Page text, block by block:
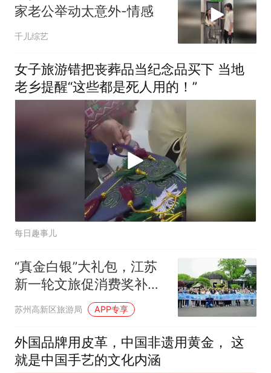
家老公举动太意外-情感
千儿综艺
女子旅游错把丧葬品当纪念品买下 当地
老乡提醒“这些都是死人用的！”
每日趣事儿
“真金白银”大礼包，江苏
新一轮文旅促消费奖补政
策来了！
苏州高新区旅游局 APP专享
外国品牌用皮革，中国非遗用黄金， 这
就是中国手艺的文化内涵